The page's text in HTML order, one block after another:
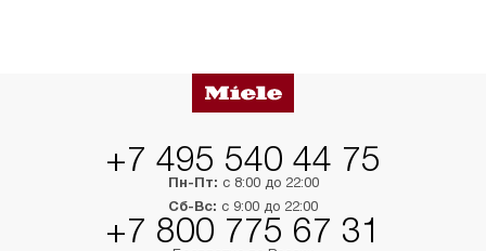
+7 495 540 44 75
Пн-Пт: с 8:00 до 22:00
Сб-Вс: с 9:00 до 22:00
+7 800 775 67 31